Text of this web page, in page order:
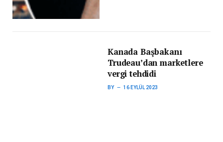
Kanada Başbakanı
Trudeau’dan marketlere
vergi tehdidi
BY 16 EYLÜL 2023